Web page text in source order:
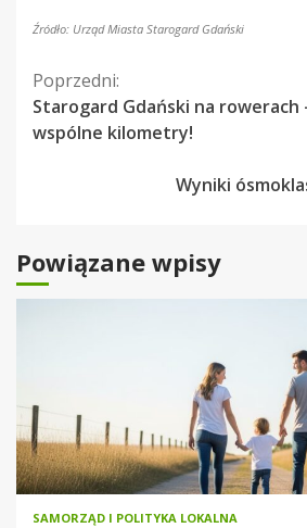
Źródło: Urząd Miasta Starogard Gdański
Kontynuuj
czytanie
Poprzedni:
Starogard Gdański na rowerach
wspólne kilometry!
Wyniki
Powiązane wpisy
SAMORZĄD I POLITYKA LOKALNA